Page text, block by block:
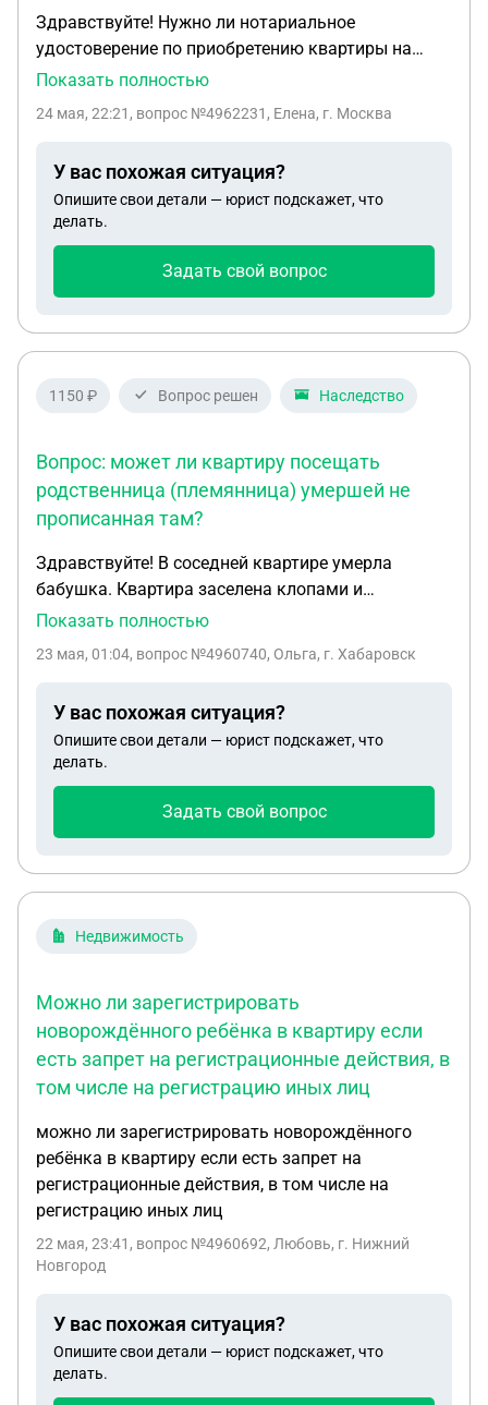
Здравствуйте! Нужно ли нотариальное
удостоверение по приобретению квартиры на
несовершеннолетнего по данному разрешению от
несовершеннолетнего прошла через нотариуса.
Показать полностью
24 мая, 22:21 , вопрос №4962231, Елена, г. Москва
У вас похожая ситуация?
Опишите свои детали — юрист подскажет, что
делать.
Задать свой вопрос
1150 ₽ Вопрос решен Наследство
Вопрос: может ли квартиру посещать
родственница (племянница) умершей не
прописанная там?
Здравствуйте! В соседней квартире умерла
бабушка. Квартира заселена клопами и
хламом,еще и газифицирована. Наследницей
Вопрос: может ли квартиру посещать
прописанная там? И можно ли подать на
опечатывание квартиры так как не
обеспечивается должное содержание квартиры?
помещение привести в порядок. Мы кстали
Хотим начать законодательное противостояние
администрацию напишем, в Роспотребнадзор. И
пожаловаться что захламленную квартиру
посещает гражданин не имеющий к ней
отношения,что может нести за собой риски. Далее
подать на опечатывание квартиры (окно на 1м
бросит). И пусть уже наследница приезжает и
разбирается (это все суть,вопросы когечно были
выше)
Показать полностью
23 мая, 01:04, вопрос №4960740, Ольга, г. Хабаровск
У вас похожая ситуация?
Опишите свои детали — юрист подскажет, что
делать.
Задать свой вопрос
Недвижимость
Можно ли зарегистрировать
новорождённого ребёнка в квартиру если
есть запрет на регистрационные действия, в
том числе на регистрацию иных лиц
можно ли зарегистрировать новорождённого
ребёнка в квартиру если есть запрет на
регистрационные действия, в том числе на
регистрацию иных лиц
22 мая, 23:41 , вопрос №4960692, Любовь, г. Нижний
Новгород
У вас похожая ситуация?
Опишите свои детали — юрист подскажет, что
делать.